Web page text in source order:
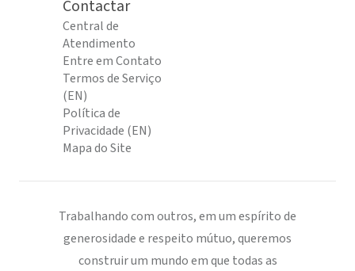
Contactar
Central de
Atendimento
Entre em Contato
Termos de Serviço
(EN)
Política de
Privacidade (EN)
Mapa do Site
Trabalhando com outros, em um espírito de
generosidade e respeito mútuo, queremos
construir um mundo em que todas as